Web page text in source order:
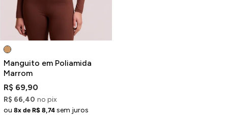
Manguito em Poliamida
Marrom
R$ 69,90
R$ 66,40 no pix
ou 8x de R$ 8,74 sem juros